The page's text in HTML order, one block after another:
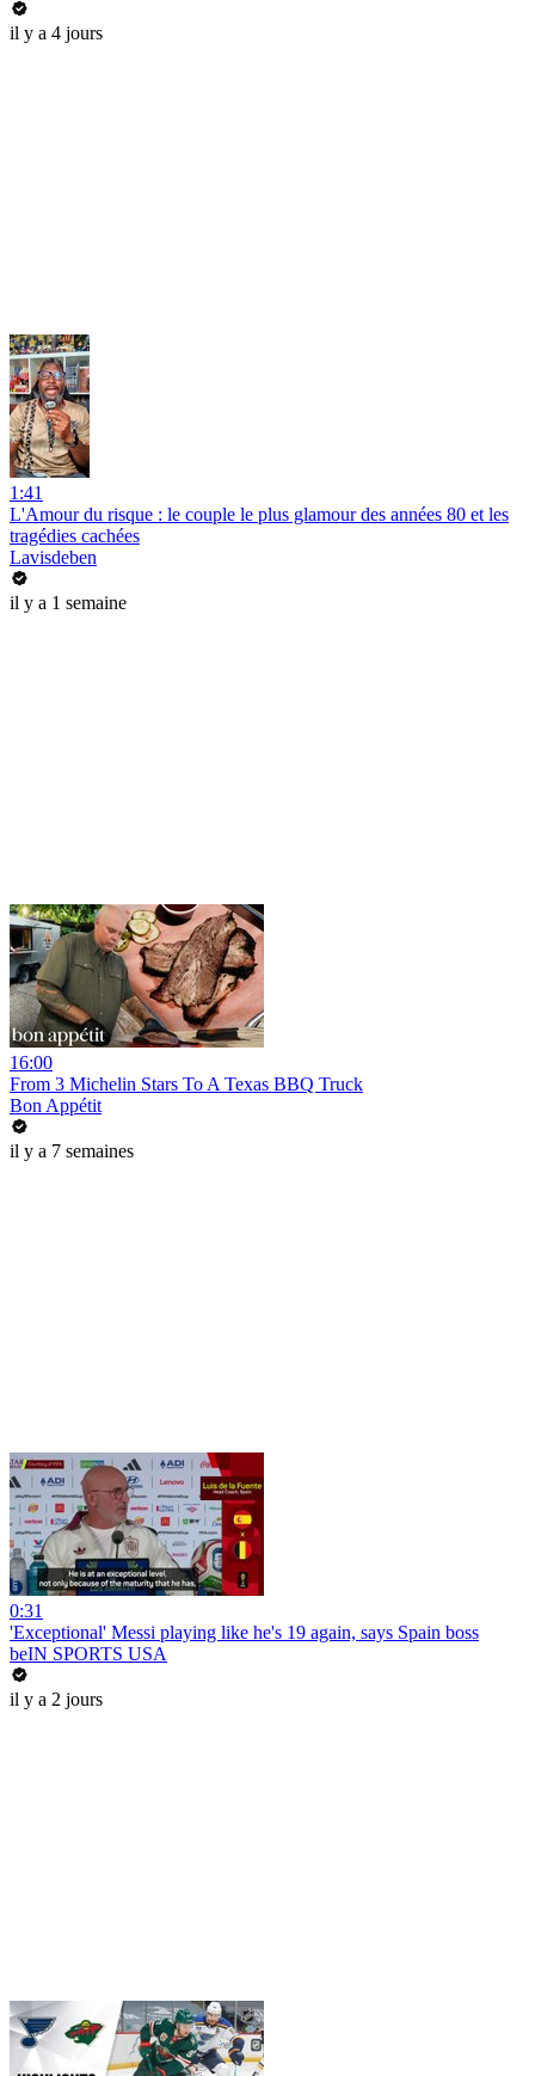
il y a 4 jours
1:41
L'Amour du risque : le couple le plus glamour des années 80 et les
tragédies cachées
Lavisdeben
il y a 1 semaine
16:00
From 3 Michelin Stars To A Texas BBQ Truck
Bon Appétit
il y a 7 semaines
0:31
'Exceptional' Messi playing like he's 19 again, says Spain boss
beIN SPORTS USA
il y a 2 jours